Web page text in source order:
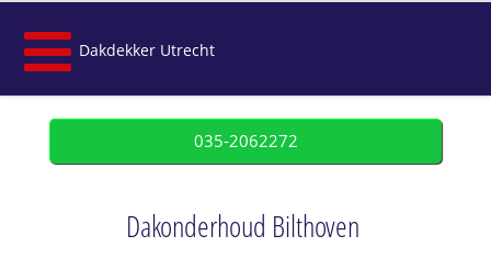
Dakdekker Utrecht
035-2062272
Dakonderhoud Bilthoven